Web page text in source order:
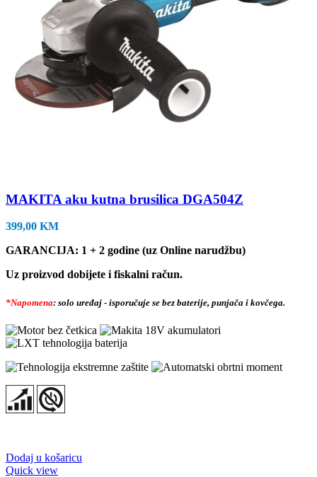
MAKITA aku kutna brusilica DGA504Z
399,00 KM
GARANCIJA: 1 + 2 godine (uz Online narudžbu)
Uz proizvod dobijete i fiskalni račun.
*Napomena: solo uređaj - isporučuje se bez baterije, punjača i kovčega.
Dodaj u košaricu
Quick view